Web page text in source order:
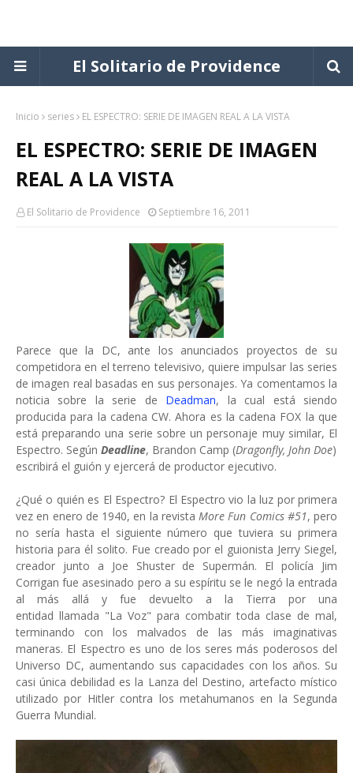
El Solitario de Providence
Inicio series EL ESPECTRO: SERIE DE IMAGEN REAL A LA VISTA
EL ESPECTRO: SERIE DE IMAGEN
REAL A LA VISTA
El Solitario de Providence Septiembre 16, 2011
Parece que la DC, ante los anunciados proyectos de su
competidora en el terreno televisivo, quiere impulsar las series
de imagen real basadas en sus personajes. Ya comentamos la
noticia sobre la serie de Deadman, la cual está siendo
producida para la cadena CW. Ahora es la cadena FOX la que
está preparando una serie sobre un personaje muy similar, El
Espectro. Según Deadline, Brandon Camp (Dragonfly, John Doe)
escribirá el guión y ejercerá de productor ejecutivo.
¿Qué o quién es El Espectro? El Espectro vio la luz por primera
vez en enero de 1940, en la revista More Fun Comics #51, pero
no sería hasta el siguiente número que tuviera su primera
historia para él solito. Fue creado por el guionista Jerry Siegel,
creador junto a Joe Shuster de Supermán. El policía Jim
Corrigan fue asesinado pero a su espíritu se le negó la entrada
al más allá y fue devuelto a la Tierra por una
entidad llamada "La Voz" para combatir toda clase de mal,
terminando con los malvados de las más imaginativas
maneras. El Espectro es uno de los seres más poderosos del
Universo DC, aumentando sus capacidades con los años. Su
casi única debilidad es la Lanza del Destino, artefacto místico
utilizado por Hitler contra los metahumanos en la Segunda
Guerra Mundial.